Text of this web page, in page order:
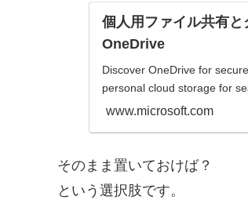
個人用ファイル共有
OneDrive
Discover OneDrive for
personal cloud storage for
www.microsoft.com
そのまま置いておけば？
という選択肢です。